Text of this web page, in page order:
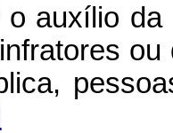
o auxílio